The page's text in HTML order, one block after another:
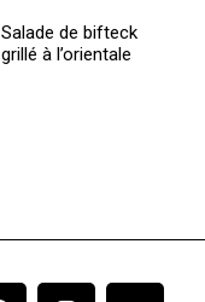
Salade de bifteck
grillé à l’orientale